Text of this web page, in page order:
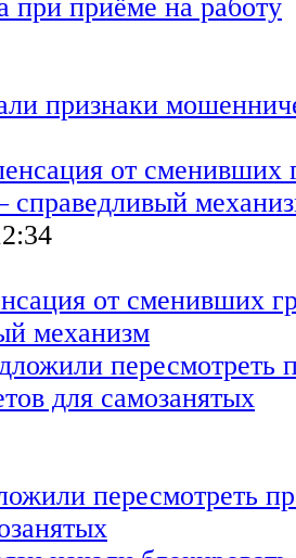
признаки
от сменивших
механизм
пересмотреть